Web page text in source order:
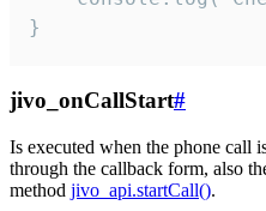
}
jivo_onCallStart#
Is executed when the phone call
through the callback form, also
method jivo_api.startCall().